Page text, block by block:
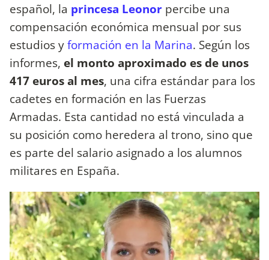
español, la princesa Leonor percibe una
compensación económica mensual por sus
estudios yformación en la Marina. Según los
informes, el monto aproximado es de unos
417 euros al mes, una cifra estándar para los
cadetes en formación en las Fuerzas
Armadas. Esta cantidad no está vinculada a
su posición como heredera al trono, sino que
es parte del salario asignado a los alumnos
militares en España.